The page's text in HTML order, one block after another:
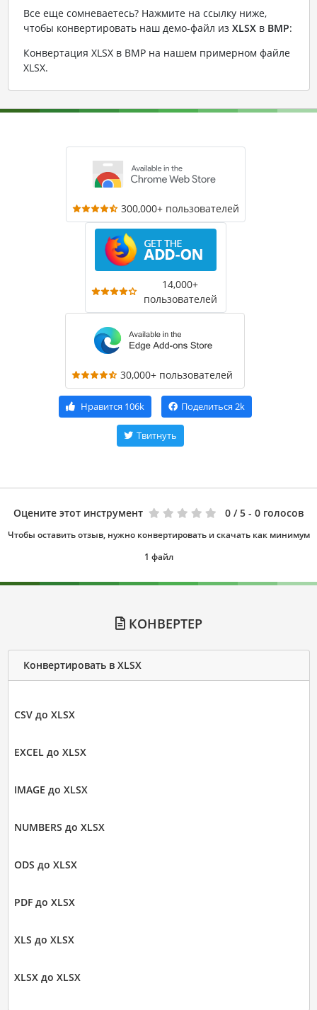
Все еще сомневаетесь? Нажмите на ссылку ниже,
чтобы конвертировать наш демо-файл из XLSXв BMP:
Конвертация XLSX в BMP на нашем примерном файле
XLSX.
300,000+ пользователей
14,000+
пользователей
30,000+ пользователей
Нравится 106k Поделиться 2k
Твитнуть
Оцените этот инструмент 0 / 5 - 0 голосов
Чтобы оставить отзыв, нужно конвертировать и скачать как минимум
1 файл
КОНВЕРТЕР
Конвертировать в XLSX
CSV до XLSX
EXCEL до XLSX
IMAGE до XLSX
NUMBERS до XLSX
ODS до XLSX
PDF до XLSX
XLS до XLSX
XLSX до XLSX